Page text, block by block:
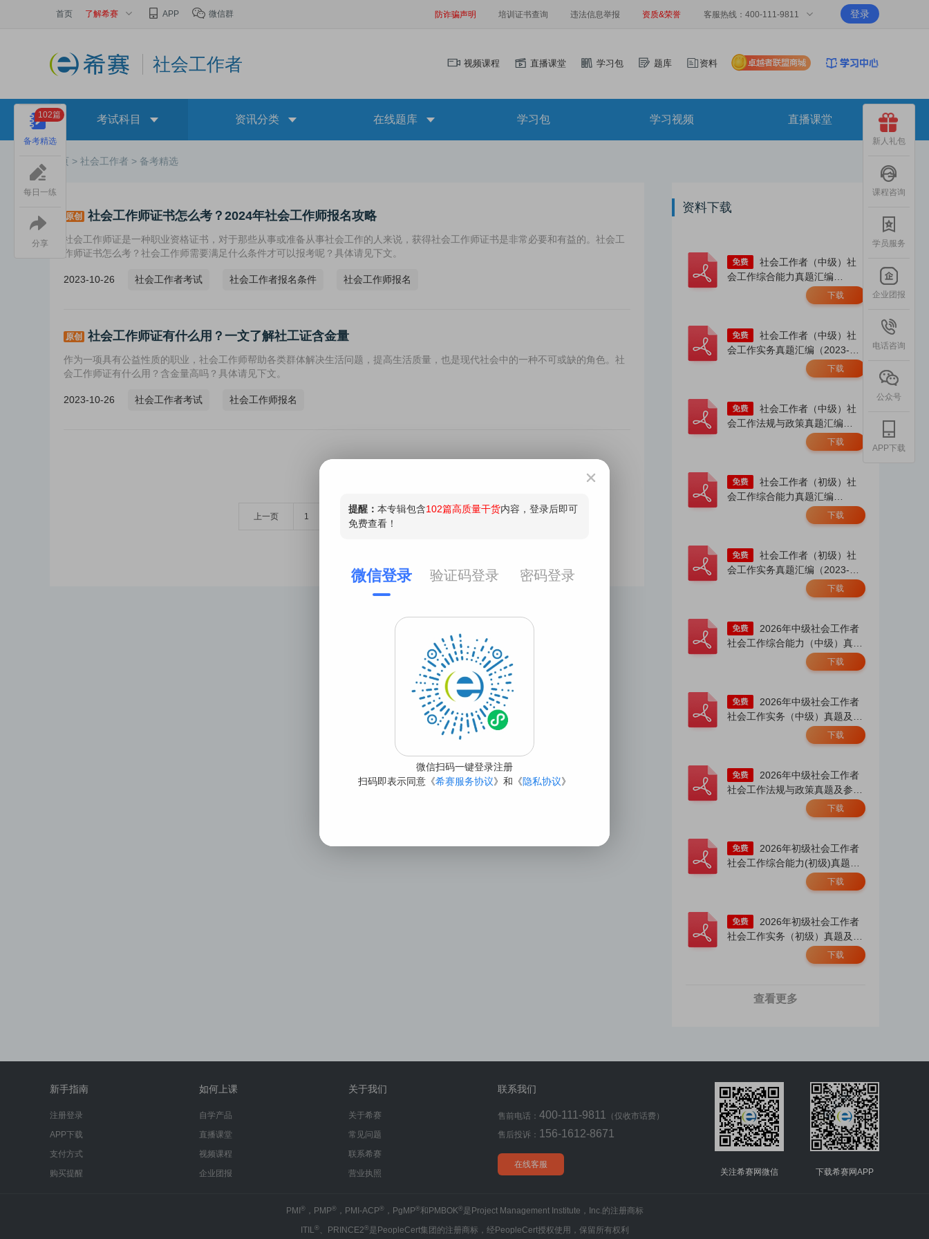
首页 了解希赛 APP 微信群 防诈骗声明 培训证书查询 违法信息举报 资质&荣誉 客服热线：400-111-9811 登录
社会工作者 视频课程 直播课堂 学习包 题库 资料
考试科目 资讯分类 在线题库 学习包 学习视频 直播课堂
首页 > 社会工作者 > 备考精选
原创 社会工作师证书怎么考？2024年社会工作师报名攻略
社会工作师证是一种职业资格证书，对于那些从事或准备从事社会工作的人来说，获得社会工作师证书是非常必要和有益的。社会工
作师证书怎么考？社会工作师需要满足什么条件才可以报考呢？具体请见下文。
2023-10-26 社会工作者考试 社会工作者报名条件 社会工作师报名
原创 社会工作师证有什么用？一文了解社工证含金量
作为一项具有公益性质的职业，社会工作师帮助各类群体解决生活问题，提高生活质量，也是现代社会中的一种不可或缺的角色。社
会工作师证有什么用？含金量高吗？具体请见下文。
2023-10-26 社会工作者考试 社会工作师报名
上一页 1 3 5 6
资料下载
会工作综合能力真题汇编
（2023-2025年）.pdf
下载
会工作实务真题汇编（2023-
下载
会工作法规与政策真题汇编
（2023-2025）.pdf
下载
会工作综合能力真题汇编
（2023-2025）.pdf
下载
会工作实务真题汇编（2023-
下载
社会工作综合能力（中级）真题
下载
社会工作实务（中级）真题及答
下载
社会工作法规与政策真题及参考
下载
社会工作综合能力(初级)真题及
下载
社会工作实务（初级）真题及答
下载
查看更多
备考精选
102篇
每日一练
分享
新人礼包
课程咨询
学员服务
企业团报
电话咨询
公众号
APP下载
新手指南
注册登录
APP下载
支付方式
购买提醒
如何上课
自学产品
直播课堂
视频课程
企业团报
关于我们
关于希赛
常见问题
联系希赛
营业执照
联系我们
售前电话： 400-111-9811
（仅收市话费）
售后投诉： 156-1612-8671
在线客服
关注希赛网微信 下载希赛网APP
PMI ®，PMP®，PMI-ACP®，PgMP®和PMBOK®是Project Management Institute，Inc.的注册商标
ITIL®、PRINCE2®是PeopleCert集团的注册商标，经PeopleCert授权使用，保留所有权利